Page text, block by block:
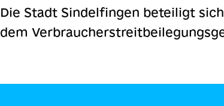
Die Stadt Sindelfingen beteiligt
dem